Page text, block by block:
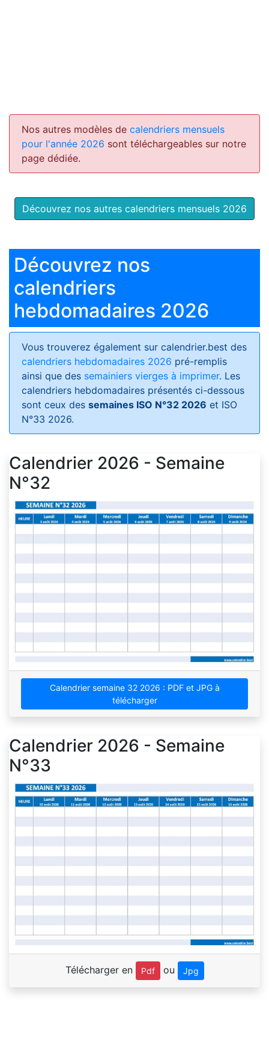
Nos autres modèles de calendriers mensuels
pour l'année 2026 sont téléchargeables sur notre
page dédiée.
Découvrez nos autres calendriers mensuels 2026
Découvrez nos
calendriers
hebdomadaires 2026
Vous trouverez également sur calendrier.best des
calendriers hebdomadaires 2026 pré-remplis
ainsi que des semainiers vierges à imprimer. Les
calendriers hebdomadaires présentés ci-dessous
sont ceux des semaines ISO N°32 2026 et ISO
N°33 2026.
Calendrier 2026 - Semaine
N°32
Calendrier semaine 32 2026 : PDF et JPG à
télécharger
Calendrier 2026 - Semaine
N°33
Télécharger en Pdf ou Jpg